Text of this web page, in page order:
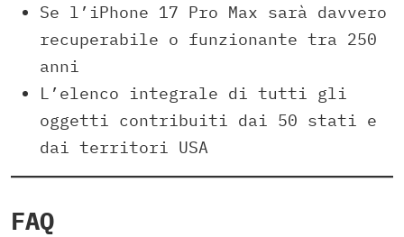
Se l’iPhone 17 Pro Max sarà davvero
recuperabile o funzionante tra 250
anni
L’elenco integrale di tutti gli
oggetti contribuiti dai 50 stati e
dai territori USA
FAQ